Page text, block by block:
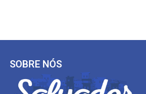
SOBRE NÓS